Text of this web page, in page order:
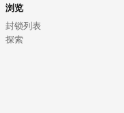
浏览
封锁列表
探索